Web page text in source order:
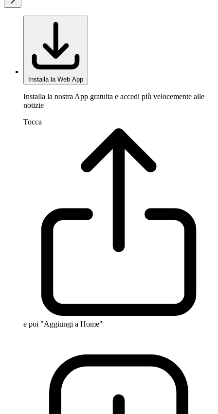
Installa la Web App
Installa la nostra App gratuita e accedi più velocemente alle
notizie
Tocca
e poi "Aggiungi a Home"